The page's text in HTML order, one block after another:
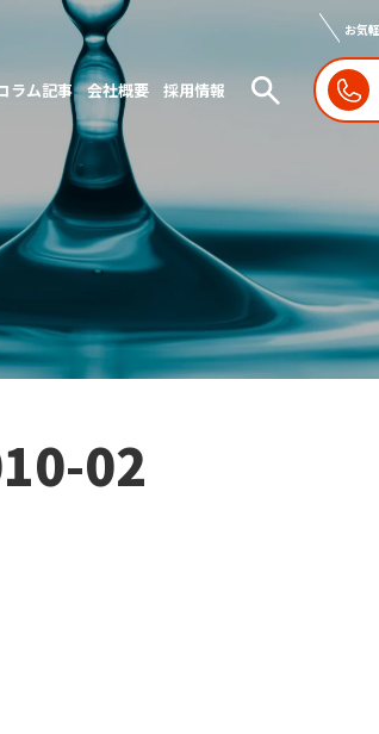
ラム記事 会社概要 採用情報
お気
02